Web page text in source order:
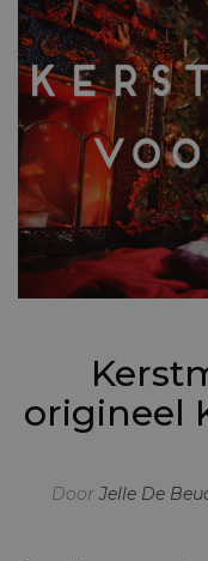
origineel
DoorJelle De